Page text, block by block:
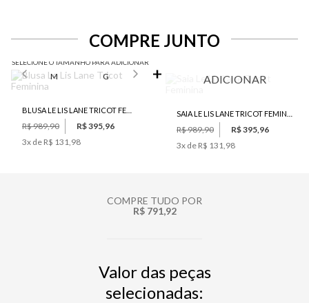
COMPRE JUNTO
SELECIONE O TAMANHO PARA ADICIONAR
M G
R$ 989,90
R$ 395,96
3x de R$ 131,98
ADICIONAR
R$ 989,90
R$ 395,96
3x de R$ 131,98
COMPRE TUDO POR
R$ 791,92
Valor das peças
selecionadas: